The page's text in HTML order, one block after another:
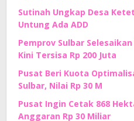
Sutinah Ungkap Desa
Untung Ada ADD
Pemprov Sulbar Selesaikan
Kini Tersisa Rp 200 Juta
Pusat Beri Kuota
Sulbar, Nilai Rp 30 M
Pusat Ingin Cetak 868
Anggaran Rp 30 Miliar